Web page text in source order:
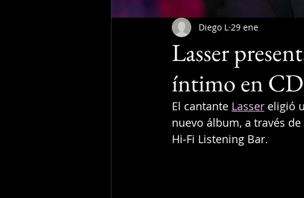
Lasser
íntimo en
Diego L 29 ene
El cantante Lasser eligió
nuevo álbum, a través
Hi‑Fi Listening Bar.